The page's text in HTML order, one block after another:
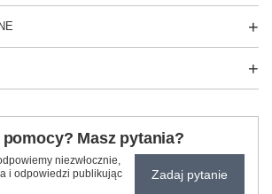
Masz pytania?
niezwłocznie,
i odpowiedzi publikując
Zadaj pytanie